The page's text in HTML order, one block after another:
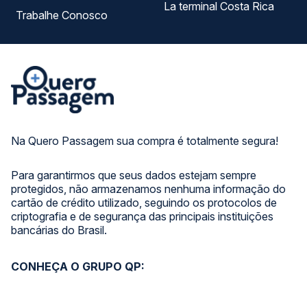
Na Quero Passagem sua compra é totalmente segura!
Para garantirmos que seus dados estejam sempre
protegidos, não armazenamos nenhuma informação do
cartão de crédito utilizado, seguindo os protocolos de
criptografia e de segurança das principais instituições
bancárias do Brasil.
Trabalhe Conosco
La terminal Costa Rica
CONHEÇA O GRUPO QP: